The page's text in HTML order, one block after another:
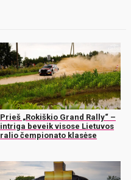
Prieš „Rokiškio Grand Rally“ –
intriga beveik visose Lietuvos
ralio čempionato klasėse